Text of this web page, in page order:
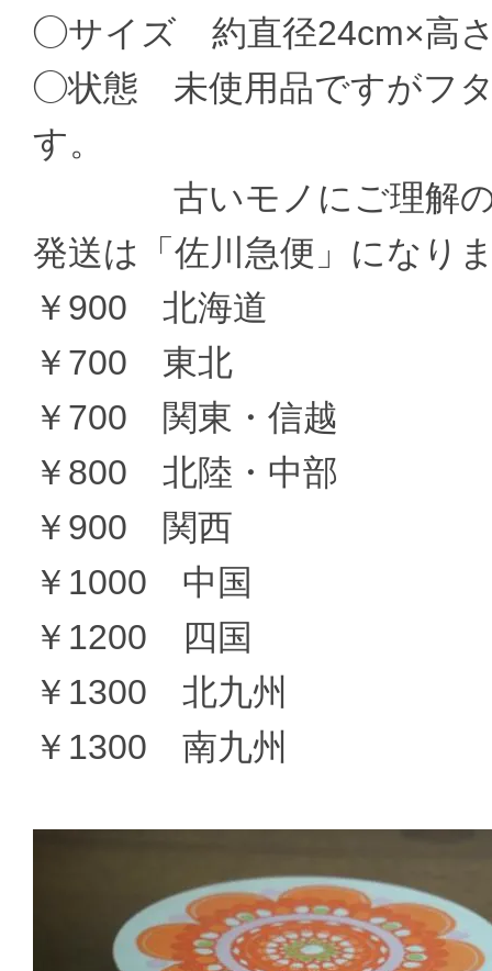
◯サイズ 約直径24cm×高
◯状態 未使用品ですがフ
す。
古いモノにご理解の上
発送は「佐川急便」になり
￥900 北海道
￥700 東北
￥700 関東・信越
￥800 北陸・中部
￥900 関西
￥1000 中国
￥1200 四国
￥1300 北九州
￥1300 南九州